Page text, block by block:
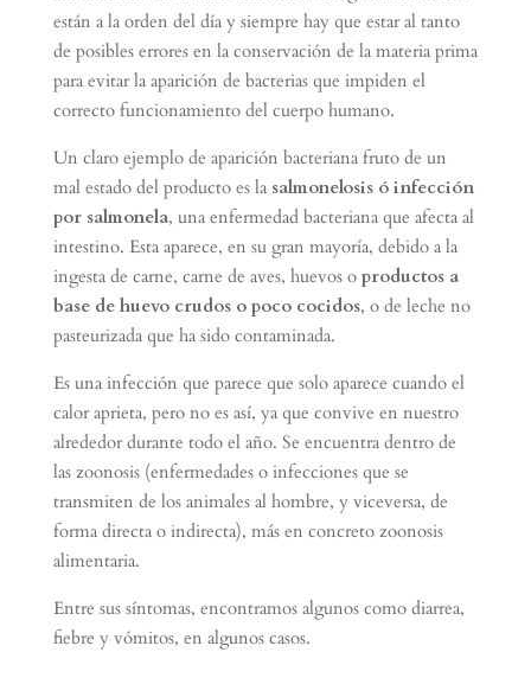
están a la orden del día y siempre hay que estar al tanto
de posibles errores en la conservación de la materia prima
para evitar la aparición de bacterias que impiden el
correcto funcionamiento del cuerpo humano.
Un claro ejemplo de aparición bacteriana fruto de un
mal estado del producto es la salmonelosis ó infección
por salmonela, una enfermedad bacteriana que afecta al
intestino. Esta aparece, en su gran mayoría, debido a la
ingesta de carne, carne de aves, huevos o productos a
base de huevo crudos o poco cocidos, o de leche no
pasteurizada que ha sido contaminada.
Es una infección que parece que solo aparece cuando el
calor aprieta, pero no es así, ya que convive en nuestro
alrededor durante todo el año. Se encuentra dentro de
las zoonosis (enfermedades o infecciones que se
transmiten de los animales al hombre, y viceversa, de
forma directa o indirecta), más en concreto zoonosis
alimentaria.
Entre sus síntomas, encontramos algunos como diarrea,
fiebre y vómitos, en algunos casos.